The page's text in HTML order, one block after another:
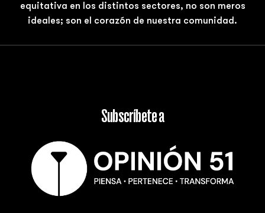
equitativa en los distintos sectores, no son meros
ideales; son el corazón de nuestra comunidad.
Subscríbete a